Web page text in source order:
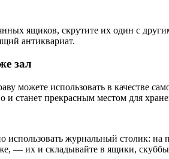
ящиков, скрутите их один с
антиквариат.
зал
можете использовать в качестве
и станет прекрасным местом для
использовать журнальный столик:
— их и складывайте в ящики,